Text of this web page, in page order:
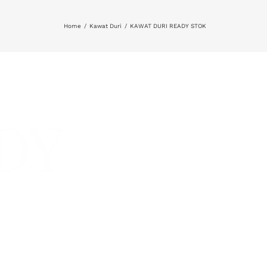
Home Kawat Duri KAWAT DURI READY STOK